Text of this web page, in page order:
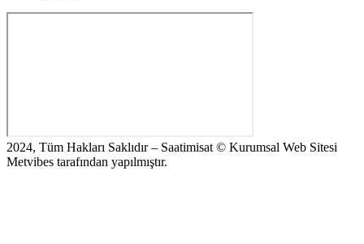
2024, Tüm Hakları Saklıdır – Saatimisat © Kurumsal Web Sitesi
Metvibes tarafından yapılmıştır.